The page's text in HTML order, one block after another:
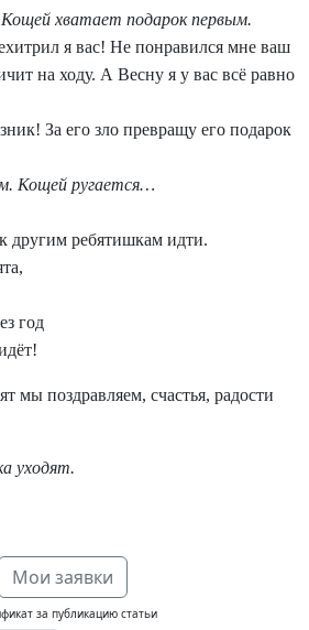
хватает подарок первым.
я вас! Не понравился мне ваш
на ходу. А Весну я у вас всё равно
За его зло превращу его подарок
Кощей ругается…
другим ребятишкам идти.
год
мы поздравляем, счастья, радости
уходят.
Мои заявки
за публикацию статьи